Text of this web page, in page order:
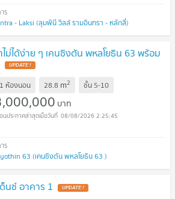
- Laksi (ลุมพินี วิลล์ รามอินทรา - หลักสี่)
ม่ได้ง่าย ๆ เคนซิงตัน พหลโยธิน 63 พร้อม
UPDATE !
1 ห้องนอน 28.8 m2 ชั้น 5-10
บาท
08/08/2026 2:25:45
63 (เคนซิงตัน พหลโยธิน 63 )
นซ์ อาคาร 1 UPDATE !